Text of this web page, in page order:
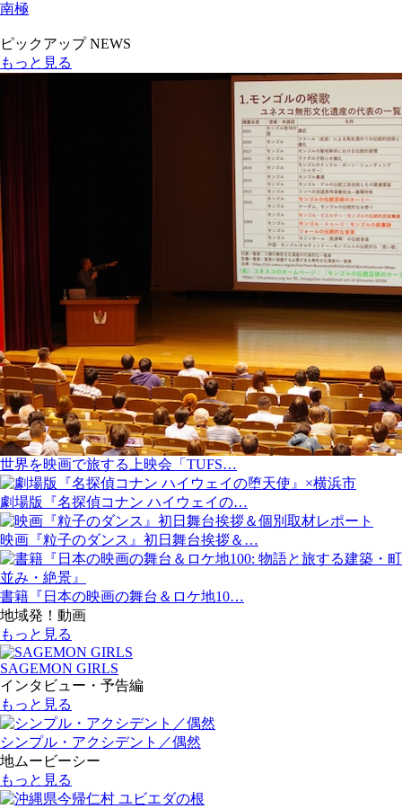
南極
ピックアップ NEWS
もっと見る
世界を映画で旅する上映会「TUFS…
劇場版『名探偵コナン ハイウェイの…
映画『粒子のダンス』初日舞台挨拶＆…
書籍『日本の映画の舞台＆ロケ地10…
地域発！動画
もっと見る
SAGEMON GIRLS
インタビュー・予告編
もっと見る
シンプル・アクシデント／偶然
地ムービーシー
もっと見る